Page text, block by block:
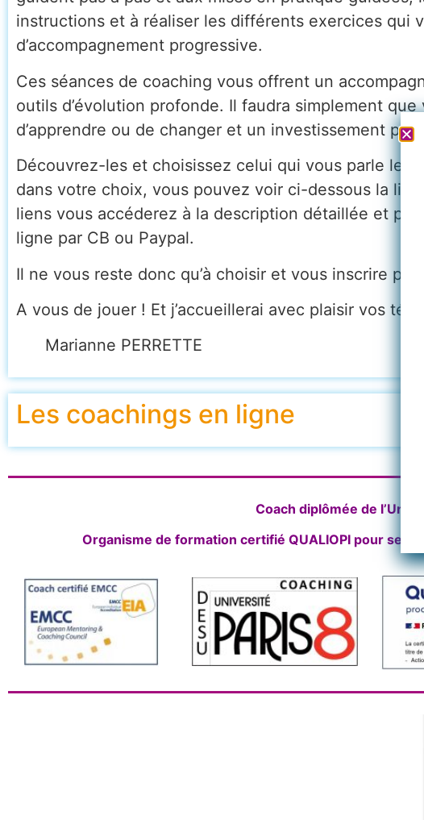
instructions et à réaliser les différents exercices qui
d’accompagnement progressive.
Ces séances de coaching vous offrent un
outils d’évolution profonde. Il faudra simplement
d’apprendre ou de changer et un investissement
Découvrez-les et choisissez celui qui vous parle le
dans votre choix, vous pouvez voir ci-dessous la
liens vous accéderez à la description détaillée et
ligne par CB ou Paypal.
Il ne vous reste donc qu’à choisir et vous inscrire
A vous de jouer ! Et j’accueillerai avec plaisir vos
Marianne PERRETTE
Les coachings en ligne
Coach diplômée de
Organisme de formation certifié QUALIOPI pour ses